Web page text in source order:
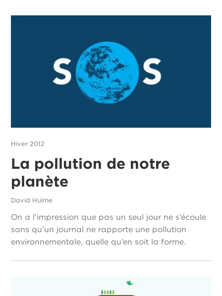
Hiver 2012
La pollution de notre
planète
David Hulme
On a l’impression que pas un seul jour ne s’écoule
sans qu’un journal ne rapporte une pollution
environnementale, quelle qu’en soit la forme.